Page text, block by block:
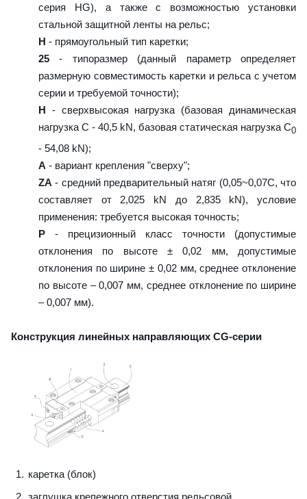
серия HG), а также с возможностью установки
стальной защитной ленты на рельс;
H - прямоугольный тип каретки;
25 - типоразмер (данный параметр определяет
размерную совместимость каретки и рельса с учетом
серии и требуемой точности);
H - сверхвысокая нагрузка (базовая динамическая
нагрузка C - 40,5 kN, базовая статическая нагрузка С0
- 54,08 kN);
A - вариант крепления "сверху";
ZA - средний предварительный натяг (0,05~0,07C, что
составляет от 2,025 kN до 2,835 kN), условие
применения: требуется высокая точность;
P - прецизионный класс точности (допустимые
отклонения по высоте ± 0,02 мм, допустимые
отклонения по ширине ± 0,02 мм, среднее отклонение
по высоте – 0,007 мм, среднее отклонение по ширине
– 0,007 мм).
Конструкция линейных направляющих CG-серии
каретка (блок)
заглушка крепежного отверстия рельсовой